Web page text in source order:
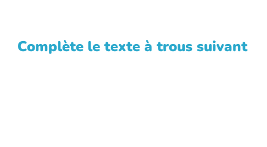
Complète le texte à trous suivant